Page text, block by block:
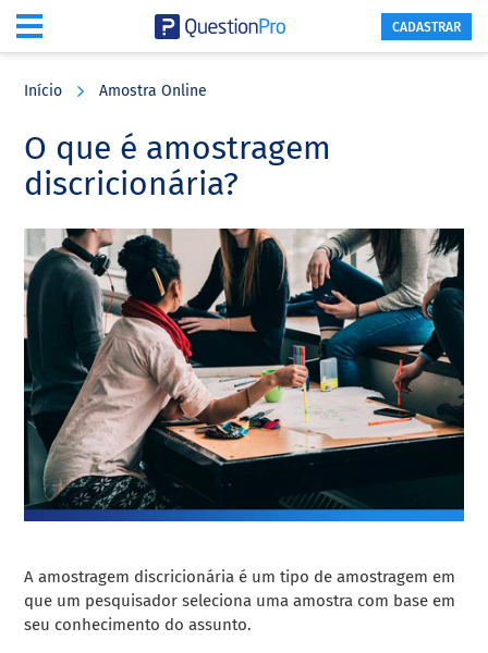
content
sidebar
CADASTRAR
Início Amostra Online
O que é amostragem
discricionária?
A amostragem discricionária é um tipo de amostragem em
que um pesquisador seleciona uma amostra com base em
seu conhecimento do assunto.